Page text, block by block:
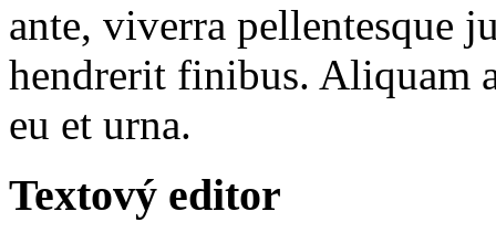
ante, viverra pellentesque
hendrerit finibus. Aliquam
eu et urna.
Textový editor